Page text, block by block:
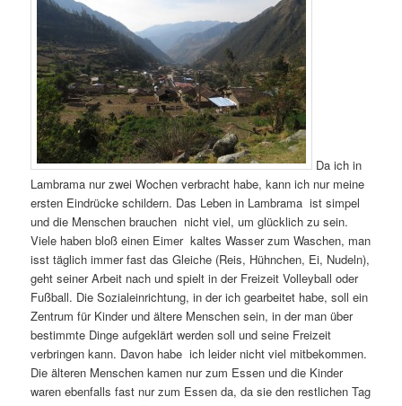
Da ich in
Lambrama nur zwei Wochen verbracht habe, kann ich nur meine
ersten Eindrücke schildern. Das Leben in Lambrama ist simpel
und die Menschen brauchen nicht viel, um glücklich zu sein.
Viele haben bloß einen Eimer kaltes Wasser zum Waschen, man
isst täglich immer fast das Gleiche (Reis, Hühnchen, Ei, Nudeln),
geht seiner Arbeit nach und spielt in der Freizeit Volleyball oder
Fußball. Die Sozialeinrichtung, in der ich gearbeitet habe, soll ein
Zentrum für Kinder und ältere Menschen sein, in der man über
bestimmte Dinge aufgeklärt werden soll und seine Freizeit
verbringen kann. Davon habe ich leider nicht viel mitbekommen.
Die älteren Menschen kamen nur zum Essen und die Kinder
waren ebenfalls fast nur zum Essen da, da sie den restlichen Tag